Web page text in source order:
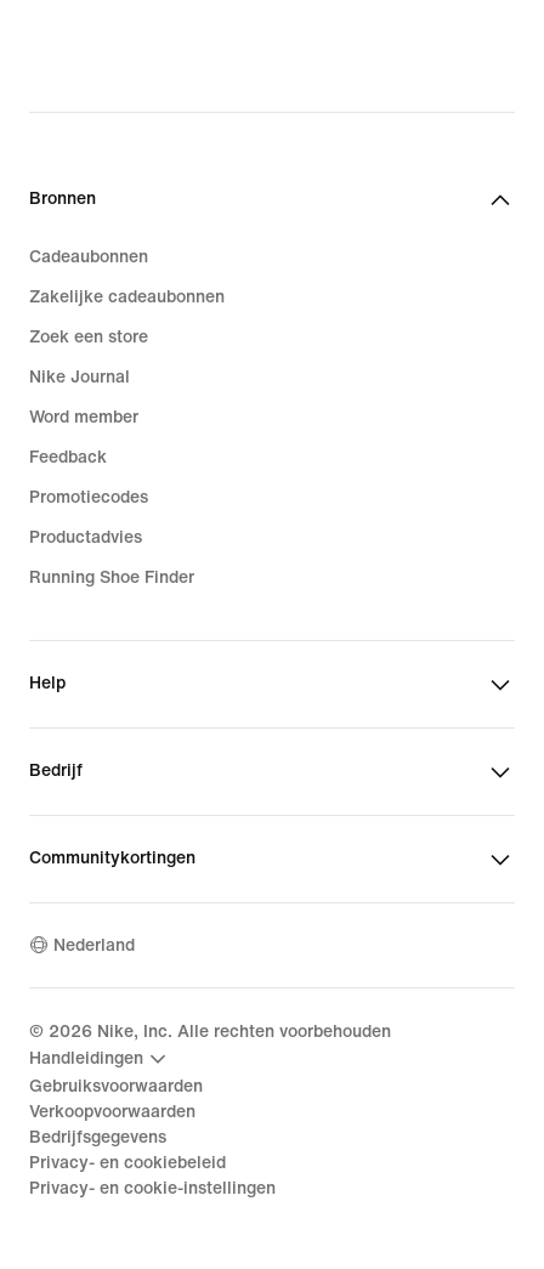
Bronnen
Cadeaubonnen
Zakelijke cadeaubonnen
Zoek een store
Nike Journal
Word member
Feedback
Promotiecodes
Productadvies
Running Shoe Finder
Help
Bedrijf
Communitykortingen
Nederland
© 2026 Nike, Inc. Alle rechten voorbehouden
Handleidingen
Gebruiksvoorwaarden
Verkoopvoorwaarden
Bedrijfsgegevens
Privacy- en cookiebeleid
Privacy- en cookie-instellingen